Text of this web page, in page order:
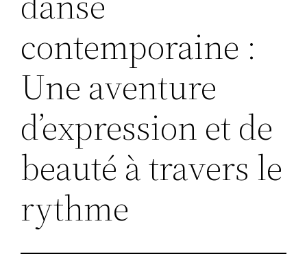
contemporaine :
Une aventure
d’expression et de
beauté à travers le
rythme